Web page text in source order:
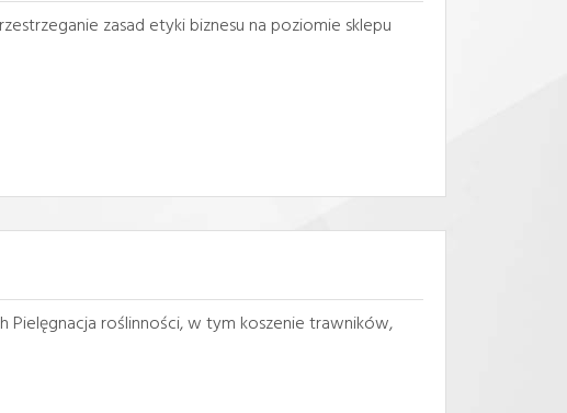
zasad etyki biznesu na poziomie sklepu
Pielęgnacja roślinności, w tym koszenie trawników,